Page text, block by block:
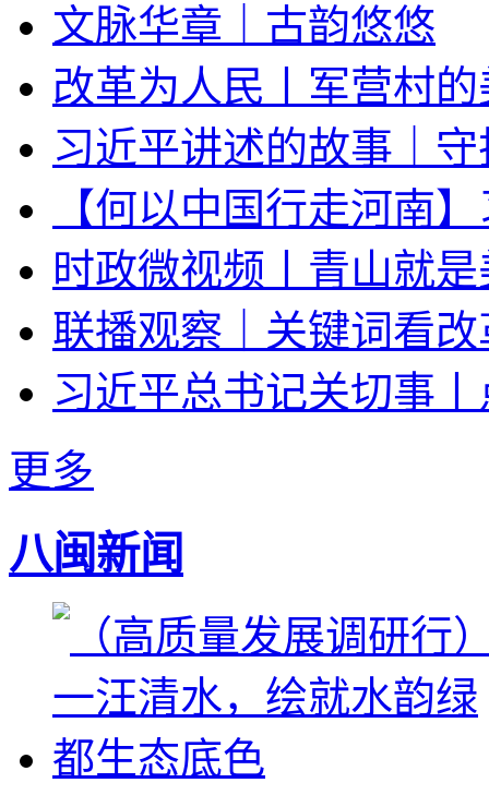
文脉华章｜古韵悠悠
改革为人民丨军营村
习近平讲述的故事｜
【何以中国行走河南
时政微视频丨青山就
联播观察｜关键词看
习近平总书记关切事
更多
八闽新闻